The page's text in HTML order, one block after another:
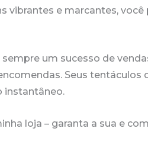
vibrantes e marcantes,
um sucesso de
Seus
instantâneo.
loja – garanta a sua e